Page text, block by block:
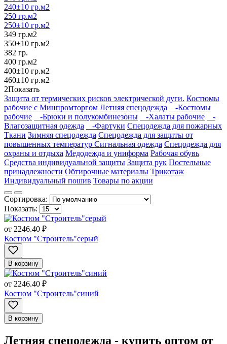
240±10 гр.м2
250 гр.м2
250±10 гр.м2
349 гр.м2
350±10 гр.м2
382 гр.
400 гр.м2
400±10 гр.м2
460±10 гр.м2
2Показать
Защита от термических рисков электрической дуги. Костюмы
рабочие с Минпромторгом Летняя спецодежда
-Костюмы
рабочие
-Брюки и полукомбинезоны -Халаты рабочие
-
Влагозащитная одежда
-Фартуки Спецодежда для пожарных
Ткани Зимняя спецодежда Спецодежда для защиты от
повышенных температур Сигнальная одежда Спецодежда для
охраны и отдыха Медодежда и униформа Рабочая обувь
Средства индивидуальной защиты Защита рук Постельные
принадлежности Обтирочные материалы Трикотаж
Индивидуальный пошив Товары по акции
Сортировка:
Показать:
от 2246.40 ₽
Костюм "Строитель"серый
В корзину
от 2246.40 ₽
Костюм "Строитель"синий
В корзину
Летняя спецодежда - купить оптом от